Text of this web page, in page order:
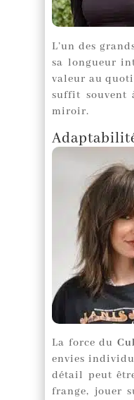
L’un des
sa longueur
valeur au
suffit souvent
miroir.
La force du
envies
détail peut
frange, jouer